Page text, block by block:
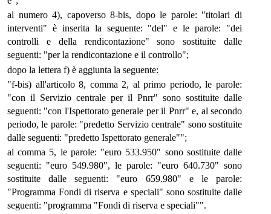
al numero 4), capoverso 8-bis, dopo le parole: "titolari di
interventi" è inserita la seguente: "del" e le parole: "dei
controlli e della rendicontazione" sono sostituite dalle
seguenti: "per la rendicontazione e il controllo";
dopo la lettera f) è aggiunta la seguente:
"f-bis) all'articolo 8, comma 2, al primo periodo, le parole:
"con il Servizio centrale per il Pnrr" sono sostituite dalle
seguenti: "con l'Ispettorato generale per il Pnrr" e, al secondo
periodo, le parole: "predetto Servizio centrale" sono sostituite
dalle seguenti: "predetto Ispettorato generale"";
al comma 5, le parole: "euro 533.950" sono sostituite dalle
seguenti: "euro 549.980", le parole: "euro 640.730" sono
sostituite dalle seguenti: "euro 659.980" e le parole:
"Programma Fondi di riserva e speciali" sono sostituite dalle
seguenti: "programma "Fondi di riserva e speciali"".